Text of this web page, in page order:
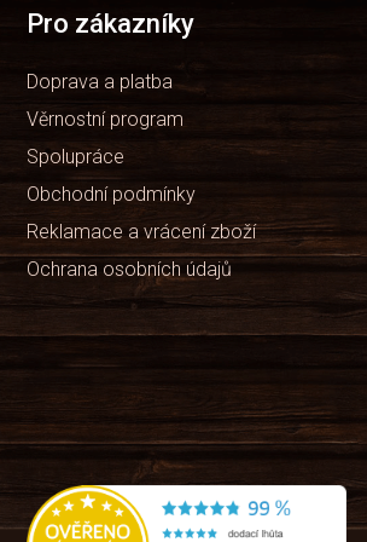
Pro zákazníky
Doprava a platba
Věrnostní program
Spolupráce
Obchodní podmínky
Reklamace a vrácení zboží
Ochrana osobních údajů